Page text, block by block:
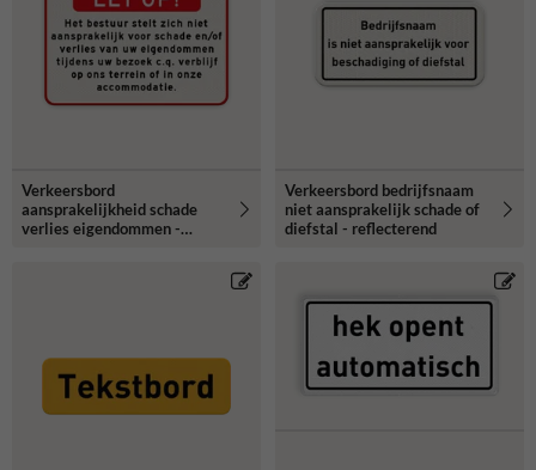
Verkeersbord
aansprakelijkheid schade
verlies eigendommen -
Verkeersbord bedrijfsnaam
niet aansprakelijk schade of
diefstal - reflecterend